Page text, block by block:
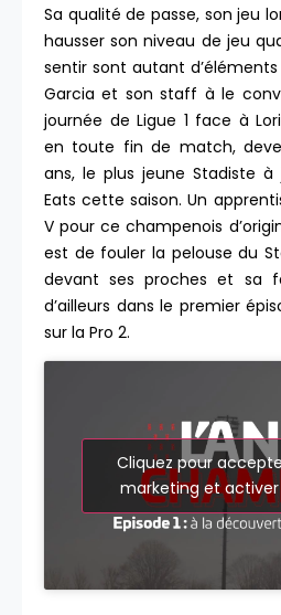
Sa qualité de passe, son jeu
hausser son niveau de jeu
sentir sont autant
Garcia et son staff à le
journée de Ligue 1 face à
en toute fin de match,
ans, le plus jeune Stadiste à
Eats cette saison. Un
V pour ce champenois
est de fouler la pelouse du
devant ses proches et sa
d’ailleurs dans le premier
sur la Pro 2.
Cliquez pour
marketing et